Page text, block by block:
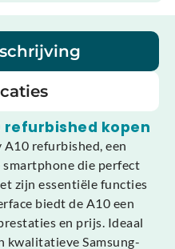
refurbished kopen
A10 refurbished, een
die perfect
zijn essentiële functies
biedt de A10 een
en prijs. Ideaal
kwalitatieve Samsung-